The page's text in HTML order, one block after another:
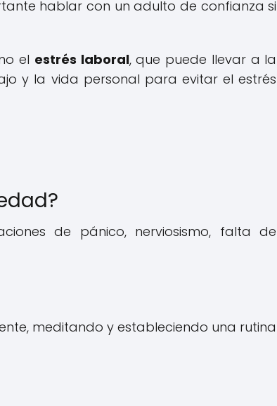
hablar con un adulto de confianza si
el estrés laboral, que puede llevar a la
y la vida personal para evitar el estrés
de pánico, nerviosismo, falta de
meditando y estableciendo una rutina